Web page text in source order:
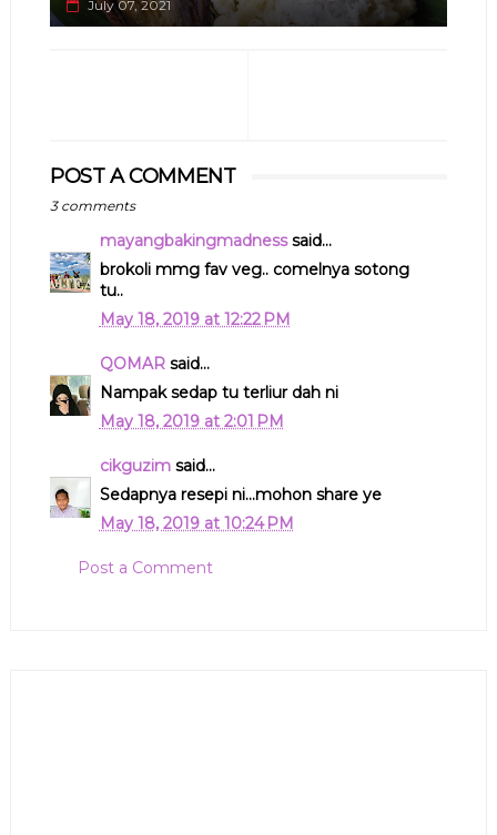
July 07, 2021
POST A COMMENT
3 comments
mayangbakingmadnesssaid...
brokoli mmg fav veg.. comelnya sotong
tu..
May 18, 2019 at 12:22 PM
QOMAR said...
Nampak sedap tu terliur dah ni
May 18, 2019 at 2:01 PM
cikguzimsaid...
Sedapnya resepi ni...mohon share ye
May 18, 2019 at 10:24 PM
Post a Comment